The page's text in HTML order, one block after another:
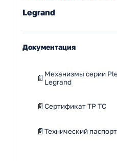
Legrand
Документация
Механизмы серии
Legrand
Сертификат ТР ТС
Технический паспорт